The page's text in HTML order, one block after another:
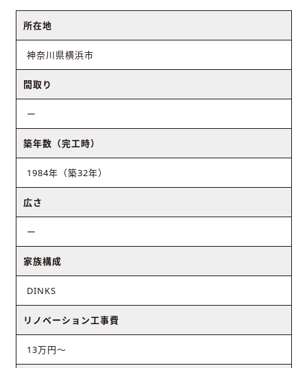
所在地
神奈川県横浜市
間取り
ー
築年数（完工時）
1984年（築32年）
広さ
ー
家族構成
DINKS
リノベーション工事費
13万円〜